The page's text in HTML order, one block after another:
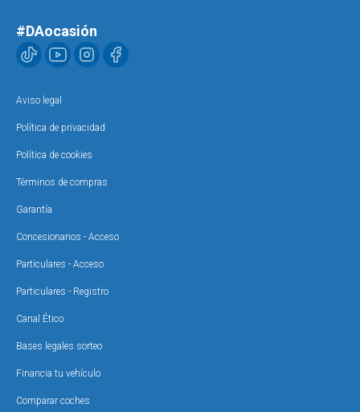
#DAocasión
Aviso legal
Política de privacidad
Política de cookies
Términos de compras
Garantía
Concesionarios - Acceso
Particulares - Acceso
Particulares - Registro
Canal Ético
Bases legales sorteo
Financia tu vehículo
Comparar coches